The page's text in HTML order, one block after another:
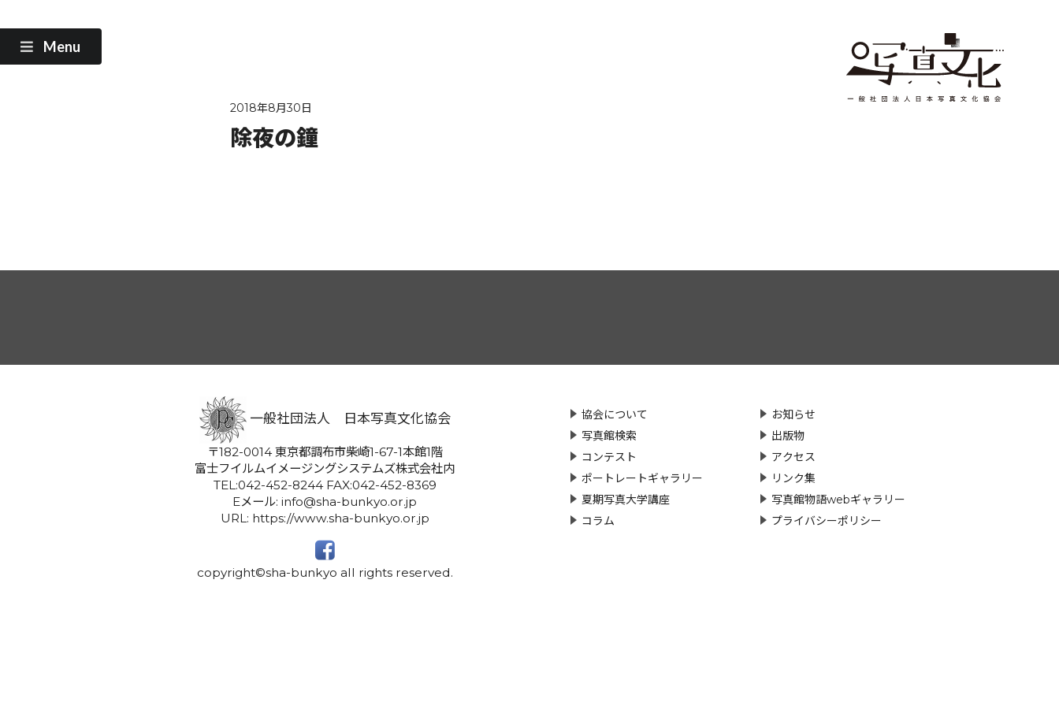
Menu
2018年8月30日
除夜の鐘
協会について
写真館検索
コンテスト
ポートレートギャラリー
夏期写真大学講座
コラム
お知らせ
出版物
アクセス
リンク集
写真館物語webギャラリー
プライバシーポリシー
一般社団法人 日本写真文化協会
〒182-0014 東京都調布市柴崎1-67-1本館1階
富士フイルムイメージングシステムズ株式会社内
TEL:042-452-8244 FAX:042-452-8369
Eメール: info@sha-bunkyo.or.jp
URL: https://www.sha-bunkyo.or.jp
copyright©sha-bunkyo all rights reserved.